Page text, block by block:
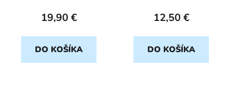
19,90 €
DO KOŠÍKA
12,50 €
DO KOŠÍKA